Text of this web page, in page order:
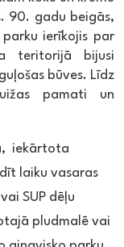
90. gadu beigās,
ierīkojis par
teritorijā bijusi
būves. Līdz
pamati un
iekārtota
laiku vasaras
SUP dēļu
pludmalē vai